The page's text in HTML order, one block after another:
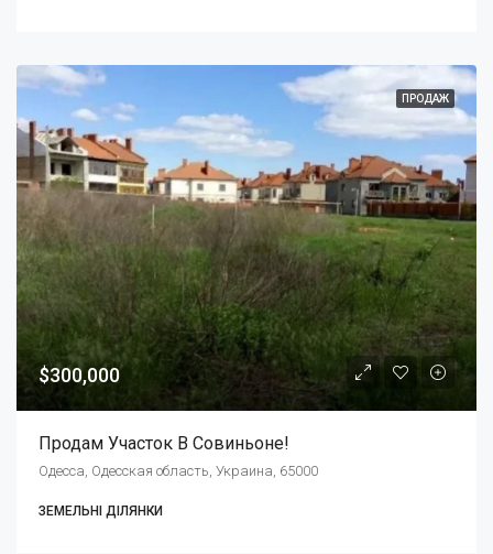
ПРОДАЖ
$300,000
Продам Участок В Совиньоне!
Одесса, Одесская область, Украина, 65000
ЗЕМЕЛЬНІ ДІЛЯНКИ